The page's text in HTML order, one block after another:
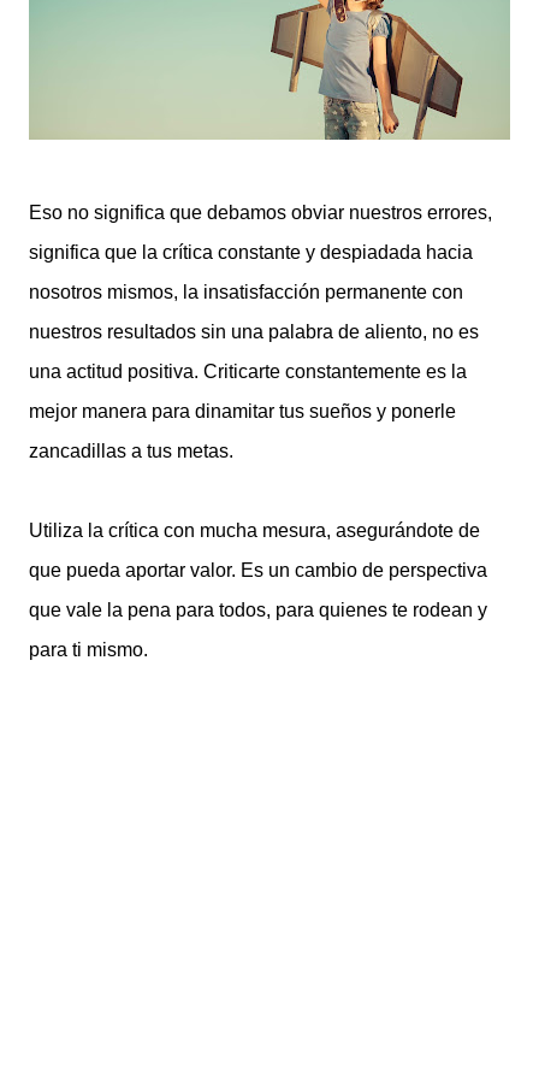
Eso no significa que debamos obviar nuestros errores,
significa que la crítica constante y despiadada hacia
nosotros mismos, la insatisfacción permanente con
nuestros resultados sin una palabra de aliento, no es
una actitud positiva. Criticarte constantemente es la
mejor manera para dinamitar tus sueños y ponerle
zancadillas a tus metas.
Utiliza la crítica con mucha mesura, asegurándote de
que pueda aportar valor. Es un cambio de perspectiva
que vale la pena para todos, para quienes te rodean y
para ti mismo.